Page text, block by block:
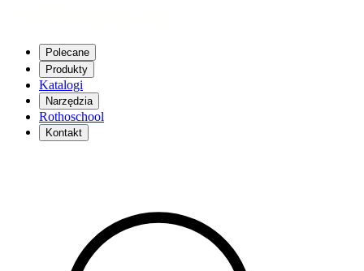
Polecane
Produkty
Katalogi
Narzędzia
Rothoschool
Kontakt